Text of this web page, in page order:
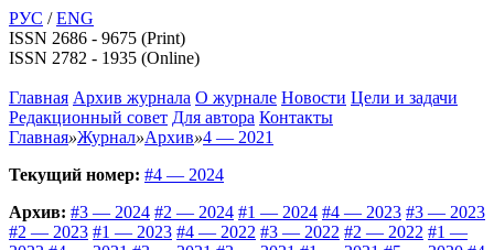
РУС /ENG
ISSN 2686 - 9675 (Print)
ISSN 2782 - 1935 (Online)
Главная Архив журнала О журнале Новости Цели и задачи
Редакционный совет Для автора Контакты
Главная»Журнал»Архив»4 — 2021
Текущий номер: #4 — 2024
Архив: #3 — 2024 #2 — 2024 #1 — 2024 #4 — 2023 #3 — 2023
#2 — 2023 #1 — 2023 #4 — 2022 #3 — 2022 #2 — 2022 #1 —